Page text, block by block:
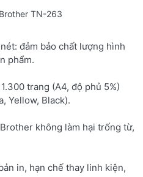
TN-263
đảm bảo chất lượng hình
phẩm.
trang (A4, độ phủ 5%)
Yellow, Black).
không làm hại trống từ,
in, hạn chế thay linh kiện,